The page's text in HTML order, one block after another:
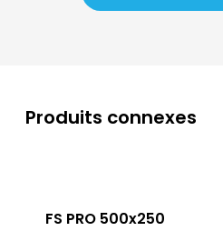
Produits connexes
FS PRO 500x250